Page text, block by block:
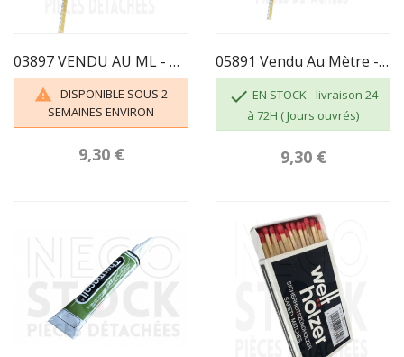
03897 VENDU AU ML - TRESSE BLANCHE AUTOCOLLANTE...

DISPONIBLE SOUS 2
SEMAINES ENVIRON
9,30 €
05891 Vendu Au Mètre - JOINT FIBRE DE 8 MM...
 EN STOCK - livraison 24
à 72H ( Jours ouvrés)
9,30 €